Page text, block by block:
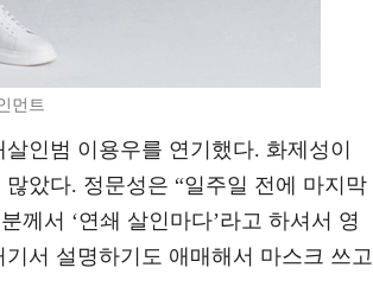
먼트
인범 이용우를 연기했다. 화제성이
았다. 정문성은 “일주일 전에 마지막
께서 ‘연쇄 살인마다’라고 하셔서 영
서 설명하기도 애매해서 마스크 쓰고